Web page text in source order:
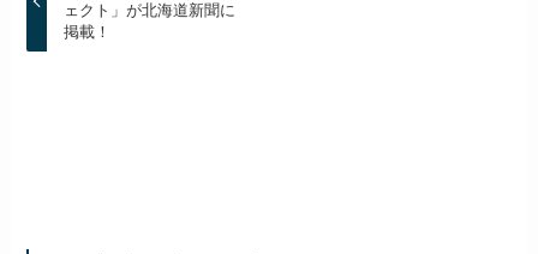
ェクト」が北海道新聞に
掲載！